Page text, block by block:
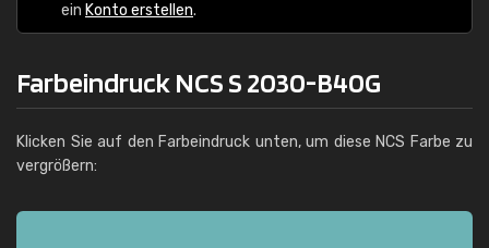
ein Konto erstellen.
Farbeindruck NCS S 2030-B40G
Klicken Sie auf den Farbeindruck unten, um diese NCS Farbe zu
vergrößern: